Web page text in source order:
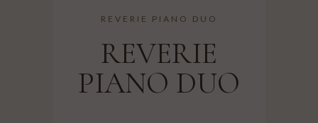
REVERIE PIANO DUO
REVERIE
PIANO DUO